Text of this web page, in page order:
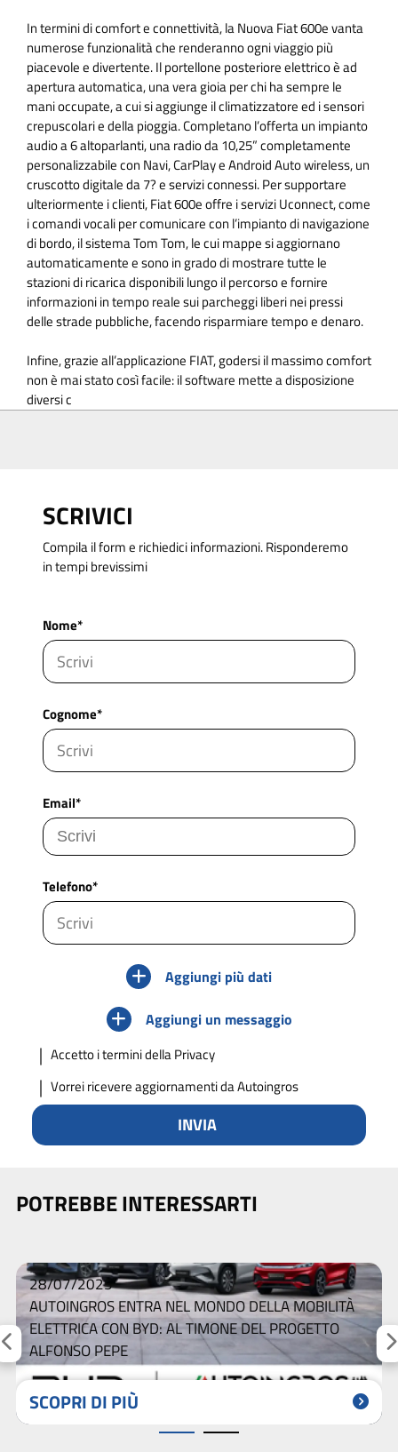
In termini di comfort e connettività, la Nuova Fiat 600e vanta
numerose funzionalità che renderanno ogni viaggio più
piacevole e divertente. Il portellone posteriore elettrico è ad
apertura automatica, una vera gioia per chi ha sempre le
mani occupate, a cui si aggiunge il climatizzatore ed i sensori
crepuscolari e della pioggia. Completano l’offerta un impianto
audio a 6 altoparlanti, una radio da 10,25” completamente
personalizzabile con Navi, CarPlay e Android Auto wireless, un
cruscotto digitale da 7? e servizi connessi. Per supportare
ulteriormente i clienti, Fiat 600e offre i servizi Uconnect, come
i comandi vocali per comunicare con l’impianto di navigazione
di bordo, il sistema Tom Tom, le cui mappe si aggiornano
automaticamente e sono in grado di mostrare tutte le
stazioni di ricarica disponibili lungo il percorso e fornire
informazioni in tempo reale sui parcheggi liberi nei pressi
delle strade pubbliche, facendo risparmiare tempo e denaro.
Infine, grazie all’applicazione FIAT, godersi il massimo comfort
non è mai stato così facile: il software mette a disposizione
diversi c
SCRIVICI
Compila il form e richiedici informazioni. Risponderemo
in tempi brevissimi
Nome*
Cognome*
Email*
Telefono*
Aggiungi più dati
Aggiungi un messaggio
Accettoi termini della Privacy
Vorrei ricevere aggiornamenti da Autoingros
INVIA
POTREBBE INTERESSARTI
28/07/2025
AUTOINGROS ENTRA NEL MONDO DELLA MOBILITÀ
ELETTRICA CON BYD: AL TIMONE DEL PROGETTO
ALFONSO PEPE
SCOPRI DI PIÙ